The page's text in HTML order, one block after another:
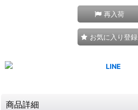
再入荷
お気に入り登録
商品詳細